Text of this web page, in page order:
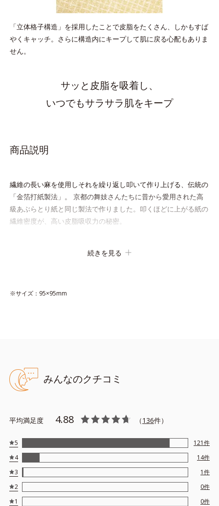
「立体格子構造」を採用したことで皮脂をたくさん、しかもすば
やくキャッチ。さらに構造内にキープして肌に戻る心配もありま
せん。
サッと皮脂を吸着し、
いつでもサラサラ肌をキープ
商品説明
繊維の長い麻を使用しそれを繰り返し叩いて作り上げる、伝統の
「金箔打紙製法」。 京都の舞妓さんたちに昔から愛用された高
級あぶらとり紙と同じ製法で作りました。叩くほどに上がる紙の
繊維密度が、高い皮脂吸収力の秘密。
がやわらかに。やぶれにくく丈夫になります。さらに「立体格子
（95mm×95mm）です。
続きを見る
※サイズ：95×95mm
みんなのクチコミ
平均満足度 4.88 （136件）
5 121件
4
14件
3
1件
2
0件
1
0件